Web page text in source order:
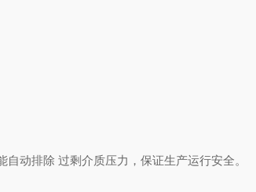
排除 过剩介质压力，保证生产运行安全。